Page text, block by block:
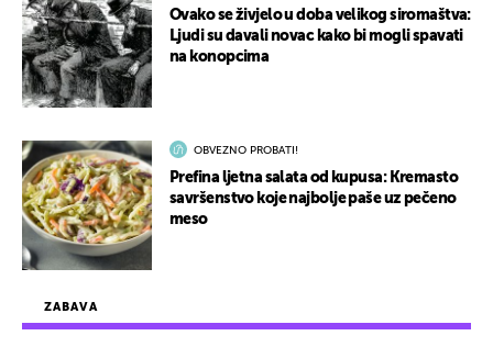
ZABAVA
Ovako se živjelo u doba velikog siromaštva:
Ljudi su davali novac kako bi mogli spavati
na konopcima
OBVEZNO PROBATI!
Prefina ljetna salata od kupusa: Kremasto
savršenstvo koje najbolje paše uz pečeno
meso